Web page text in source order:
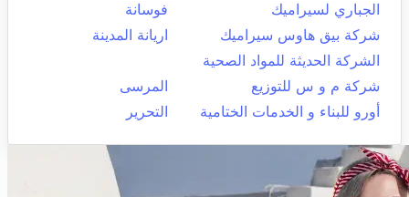
الجباري لسيراميك
فوسانة
شركة بيق هاوس سيراميك
اريانة المدينة
الشركة الحديثة للمواد الصحية
شركة م و س للتوزيع
المرسى
أورو للبناء و الخدمات الختامية
التحرير